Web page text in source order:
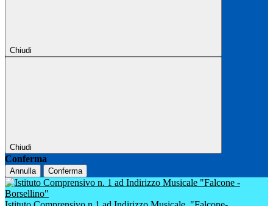
Chiudi
Chiudi
Conferma
Annulla Conferma